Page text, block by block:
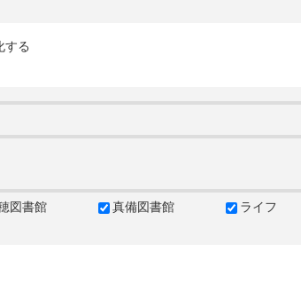
する
図書館 真備図書館
ライフ